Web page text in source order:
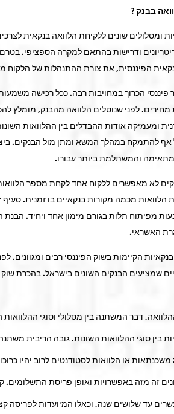
בבנק ?
ומסלולים שונים ללקיחת הלוואה בנקאית
ודרישות בהתאם למקרה הספציפי.
הפיננסית, את צורת ההתנהלות של הלקוח
פיננסי הכרוך במחויבות רבה. ככל רכישה
לפני שנוטלים הלוואה מהבנק, מומלץ
ומעמיקה אודות ההבדלים בין ההלוואות
אף להתמקח במהלך המשא ומתן מול הבנקים.
והמשתלמת ביותר עבורו.
לא מאפשרים ללקוח אחד לקחת מספר
מכמה מקורות בנקאיים בו זמנית. סעיף
מפיתוח תלות בגורם מימון אחד ויחיד. הבנת
האשראי.
הקיימות בשוק הפיננסי רבים ומגוונים.
שמציעים הבנקים השונים בישראל. בהכרת
דבר המשתנה בין מסלולי וסוגי ההלוואות
בין סוגי ההלוואות השונות. גובה הריבית
או הלוואות לסטודנטים לרוב יהיו
זה מזה באפשרויות ואופן פריסת התשלומים.
עד שלושים שנה, וכאלו המיועדות לפריסה